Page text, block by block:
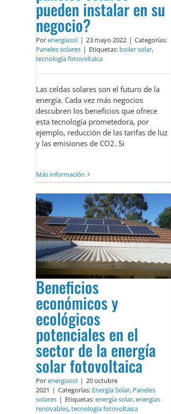
pueden instalar en su
negocio?
Porenergiasol | 23 mayo 2022 | Categorías:
Paneles solares | Etiquetas: boiler solar,
tecnología fotovoltaica
Las celdas solares son el futuro de la
energía. Cada vez más negocios
descubren los beneficios que ofrece
esta tecnología prometedora, por
ejemplo, reducción de las tarifas de luz
y las emisiones de CO2. Si
Más información
Beneficios
económicos y
ecológicos
potenciales en el
sector de la energía
solar fotovoltaica
Porenergiasol | 20 octubre
2021 | Categorías: Energía Solar, Paneles
solares | Etiquetas:energía solar,energías
renovables,tecnología fotovoltaica